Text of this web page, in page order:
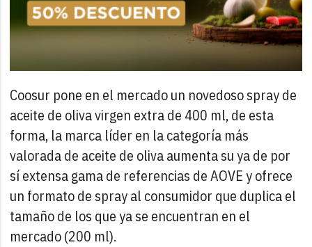
Coosur pone en el mercado un novedoso spray de
aceite de oliva virgen extra de 400 ml, de esta
forma, la marca líder en la categoría más
valorada de aceite de oliva aumenta su ya de por
sí extensa gama de referencias de AOVE y ofrece
un formato de spray al consumidor que duplica el
tamaño de los que ya se encuentran en el
mercado (200 ml).